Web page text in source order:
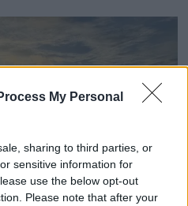
My Personal
sharing to third parties, or
sensitive information for
use the below opt-out
Please note that after your